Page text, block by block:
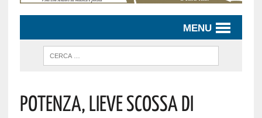
MENU
Potenza, Lieve Scossa Di